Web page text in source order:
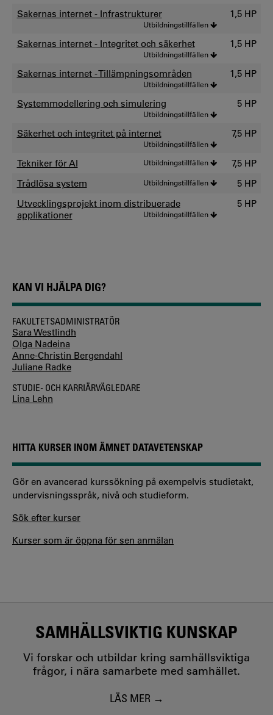
Sakernas internet - Infrastrukturer
Utbildningstillfällen
1,5 HP
Sakernas internet - Integritet och säkerhet
Utbildningstillfällen
1,5 HP
Sakernas internet - Tillämpningsområden
Utbildningstillfällen
1,5 HP
Systemmodellering och simulering
Utbildningstillfällen
5 HP
Säkerhet och integritet på internet
Utbildningstillfällen
7,5 HP
Tekniker för AI Utbildningstillfällen
7,5 HP
Trådlösa system
Utbildningstillfällen
5 HP
Utvecklingsprojekt inom distribuerade
applikationer
Utbildningstillfällen
5 HP
KAN VI HJÄLPA DIG?
FAKULTETSADMINISTRATÖR
Sara Westlindh
Olga Nadeina
Anne-Christin Bergendahl
Juliane Radke
STUDIE- OCH KARRIÄRVÄGLEDARE
Lina Lehn
HITTA KURSER INOM ÄMNET DATAVETENSKAP
Gör en avancerad kurssökning på exempelvis studietakt,
undervisningsspråk, nivå och studieform.
Sök efter kurser
Kurser som är öppna för sen anmälan
SAMHÄLLSVIKTIG KUNSKAP
Vi forskar och utbildar kring samhällsviktiga
frågor, i nära samarbete med samhället.
LÄS MER